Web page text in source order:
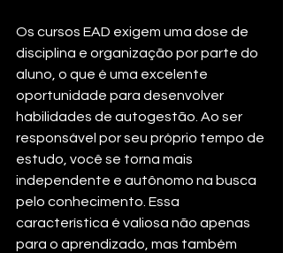
Os cursos EAD exigem uma dose de
disciplina e organização por parte do
aluno, o que é uma excelente
oportunidade para desenvolver
habilidades de autogestão. Ao ser
responsável por seu próprio tempo de
estudo, você se torna mais
independente e autônomo na busca
pelo conhecimento. Essa
característica é valiosa não apenas
para o aprendizado, mas também